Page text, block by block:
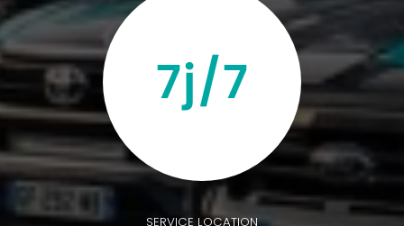
SERVICE LOCATION